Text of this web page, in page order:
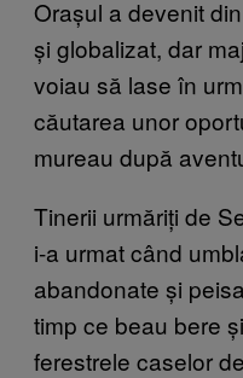
Orașul a devenit
și globalizat, dar
voiau să lase în
căutarea unor
mureau după
Tinerii urmăriți de
i-a urmat când
abandonate și
timp ce beau bere
ferestrele caselor